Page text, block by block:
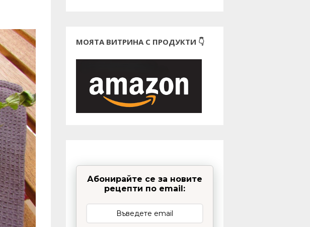
МОЯТА ВИТРИНА С ПРОДУКТИ 👇
Абонирайте се за новите
рецепти по email: